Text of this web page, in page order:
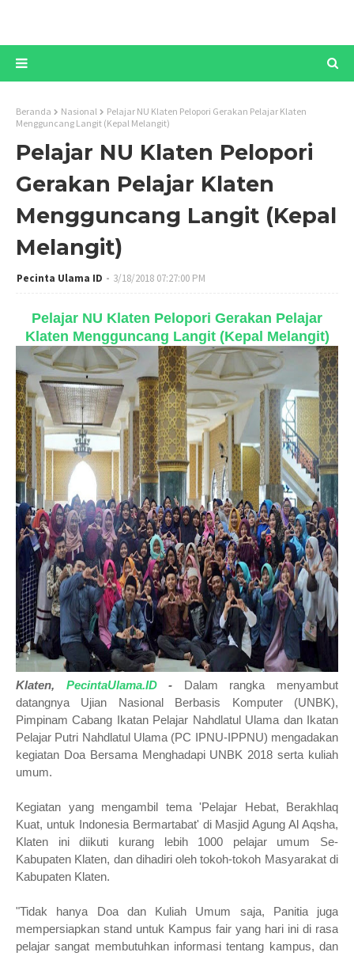
Beranda Nasional
Pelajar NU Klaten Pelopori Gerakan Pelajar Klaten
Mengguncang Langit (Kepal Melangit)
Pelajar NU Klaten Pelopori
Gerakan Pelajar Klaten
Mengguncang Langit (Kepal
Melangit)
Pecinta Ulama ID 3/18/2018 07:27:00 PM
Pelajar NU Klaten Pelopori Gerakan Pelajar
Klaten Mengguncang Langit (Kepal Melangit)
Klaten, PecintaUlama.ID- Dalam rangka menyambut
datangnya Ujian Nasional Berbasis Komputer (UNBK),
Pimpinam Cabang Ikatan Pelajar Nahdlatul Ulama dan Ikatan
Pelajar Putri Nahdlatul Ulama (PC IPNU-IPPNU) mengadakan
kegiatan Doa Bersama Menghadapi UNBK 2018 serta kuliah
umum.
Kegiatan yang mengambil tema 'Pelajar Hebat, Berakhlaq
Kuat, untuk Indonesia Bermartabat' di Masjid Agung Al Aqsha,
Klaten ini diikuti kurang lebih 1000 pelajar umum Se-
Kabupaten Klaten, dan dihadiri oleh tokoh-tokoh Masyarakat di
Kabupaten Klaten.
"Tidak hanya Doa dan Kuliah Umum saja, Panitia juga
mempersiapkan stand untuk Kampus fair yang hari ini di rasa
pelajar sangat membutuhkan informasi tentang kampus, dan